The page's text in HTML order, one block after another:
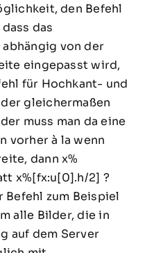
den Befehl
das
von der
eingepasst wird,
für Hochkant- und
gleichermaßen
muss man da eine
vorher à la wenn
dann x%
x%[fx:u[0].h/2] ?
Befehl zum Beispiel
alle Bilder, die in
auf dem Server